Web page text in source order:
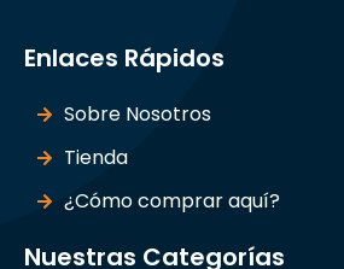
Enlaces Rápidos
Sobre Nosotros
Tienda
¿Cómo comprar aquí?
Nuestras Categorías